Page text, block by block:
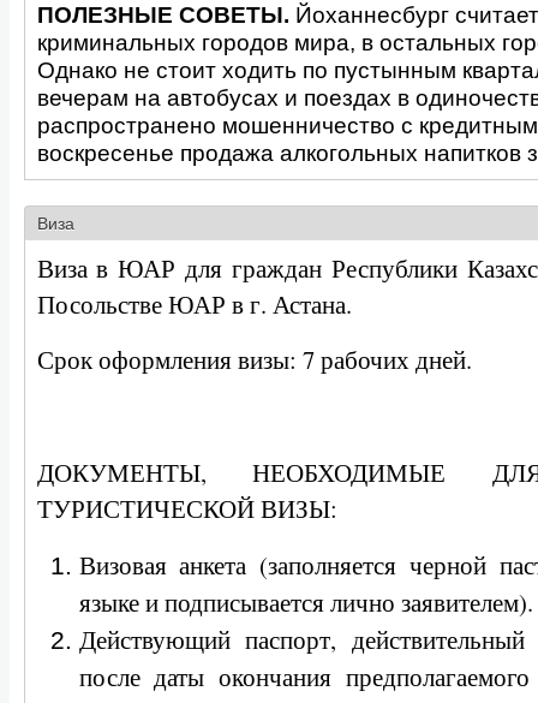
ПОЛЕЗНЫЕ СОВЕТЫ. Йоханнесбург
криминальных городов мира, в остальных
Однако не стоит ходить по пустынным
вечерам на автобусах и поездах в
распространено мошенничество с
воскресенье продажа алкогольных напитков
Виза
Виза в ЮАР для граждан Республики
Посольстве ЮАР в г. Астана.
Срок оформления визы: 7 рабочих дней.
ДОКУМЕНТЫ, НЕОБХОДИМЫЕ
ТУРИСТИЧЕСКОЙ ВИЗЫ:
Визовая анкета (заполняется черной
языке и подписывается лично заявителем).
Действующий паспорт,
после даты окончания